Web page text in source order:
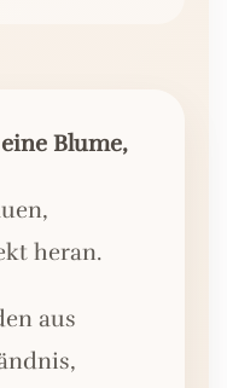
Blume,
heran.
aus